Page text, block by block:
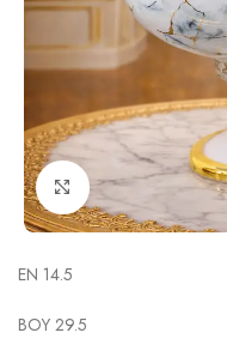
Click to enlarge
EN 14.5
BOY 29.5